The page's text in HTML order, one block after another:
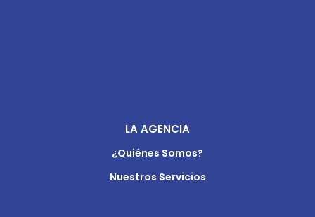
LA AGENCIA
¿Quiénes Somos?
Nuestros Servicios